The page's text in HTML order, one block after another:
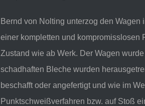
Bernd von Nolting unterzog den Wagen
einer kompletten und kompromisslosen
Zustand wie ab Werk. Der Wagen
schadhaften Bleche wurden
beschafft oder angefertigt und wie im
Punktschweißverfahren bzw. auf Stoß